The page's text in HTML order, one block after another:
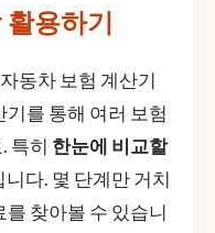
용하기
동차 보험 계산기
를 통해 여러 보험
특히 한눈에 비교할
다. 몇 단계만 거치
찾아볼 수 있습니